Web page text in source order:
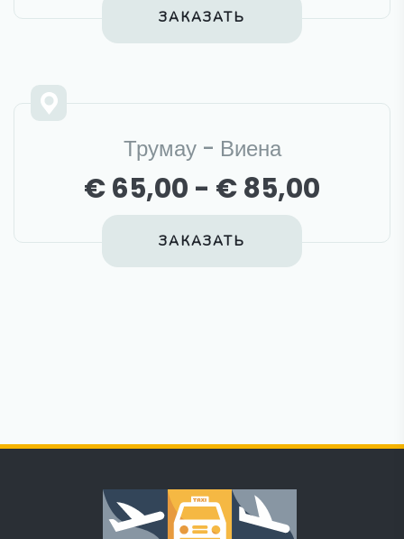
ЗАКАЗАТЬ
Трумау - Виена
€ 65,00 - € 85,00
ЗАКАЗАТЬ